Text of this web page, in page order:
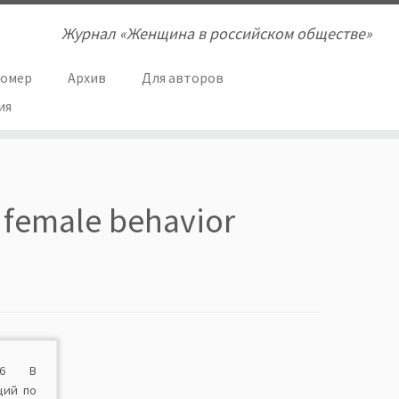
Журнал «Женщина в российском обществе»
Архив
Для авторов
behavior
В
по